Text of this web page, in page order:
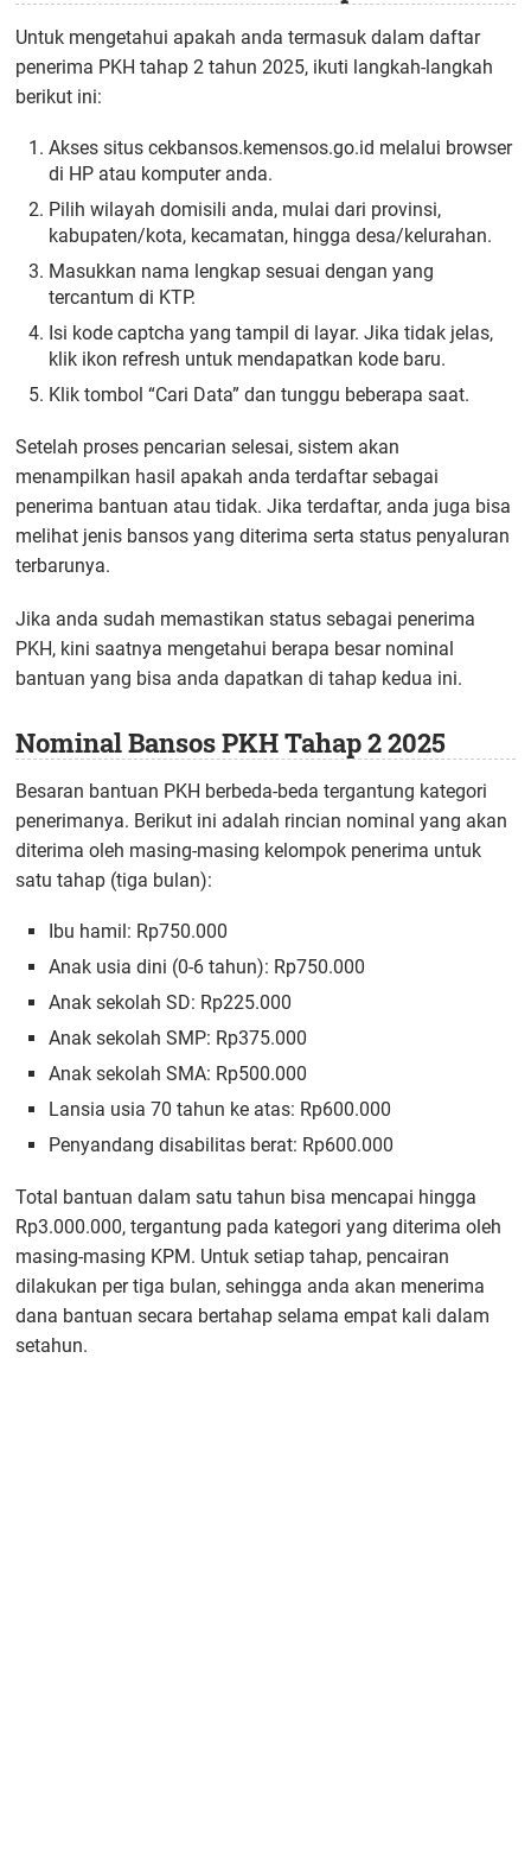
Untuk mengetahui apakah anda termasuk dalam daftar
penerima PKH tahap 2 tahun 2025, ikuti langkah-langkah
berikut ini:
Akses situs cekbansos.kemensos.go.id melalui browser
di HP atau komputer anda.
Pilih wilayah domisili anda, mulai dari provinsi,
kabupaten/kota, kecamatan, hingga desa/kelurahan.
Masukkan nama lengkap sesuai dengan yang
tercantum di KTP.
Isi kode captcha yang tampil di layar. Jika tidak jelas,
klik ikon refresh untuk mendapatkan kode baru.
Klik tombol “Cari Data” dan tunggu beberapa saat.
Setelah proses pencarian selesai, sistem akan
menampilkan hasil apakah anda terdaftar sebagai
penerima bantuan atau tidak. Jika terdaftar, anda juga bisa
melihat jenis bansos yang diterima serta status penyaluran
terbarunya.
Jika anda sudah memastikan status sebagai penerima
PKH, kini saatnya mengetahui berapa besar nominal
bantuan yang bisa anda dapatkan di tahap kedua ini.
Nominal Bansos PKH Tahap 2 2025
Besaran bantuan PKH berbeda-beda tergantung kategori
penerimanya. Berikut ini adalah rincian nominal yang akan
diterima oleh masing-masing kelompok penerima untuk
satu tahap (tiga bulan):
Ibu hamil: Rp750.000
Anak usia dini (0-6 tahun): Rp750.000
Anak sekolah SD: Rp225.000
Anak sekolah SMP: Rp375.000
Anak sekolah SMA: Rp500.000
Lansia usia 70 tahun ke atas: Rp600.000
Penyandang disabilitas berat: Rp600.000
Total bantuan dalam satu tahun bisa mencapai hingga
Rp3.000.000, tergantung pada kategori yang diterima oleh
masing-masing KPM. Untuk setiap tahap, pencairan
dilakukan per tiga bulan, sehingga anda akan menerima
dana bantuan secara bertahap selama empat kali dalam
setahun.